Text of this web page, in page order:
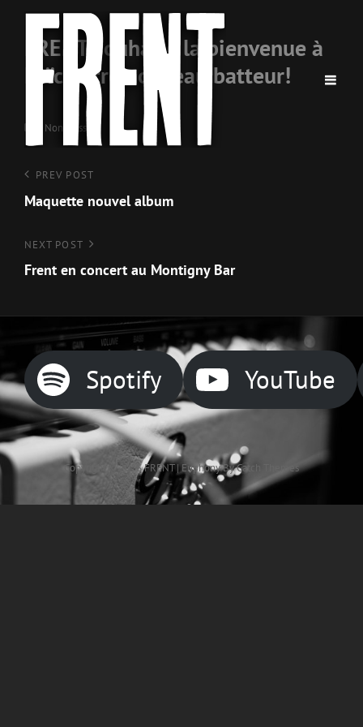
FRENT souhaite la bienvenue à
Loïc notre nouveau batteur!
CategoriesNon classé
Navigation
de
Previous
Post
PREV POST
Maquette nouvel album
Next
Post
NEXT POST
Frent en concert au Montigny Bar
Spotify YouTube
Copyright © 2026FRENT|Euphony ByCatch Themes